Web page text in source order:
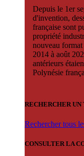
Depuis le 1er
d'invention,
française sont
propriété
nouveau
2014 à août
antérieurs
Polynésie
RECHERCHER UN
Rechercher tous
CONSULTER LA